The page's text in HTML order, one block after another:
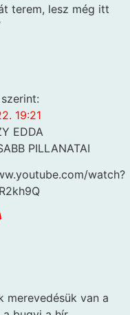
terem, lesz még itt
szerint:
19:21
EDDA
PILLANATAI
watch?
merevedésük van a